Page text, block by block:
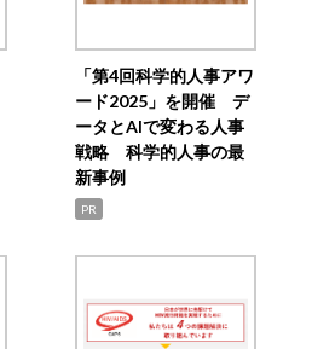
「第4回科学的人事アワ
ード2025」を開催 デ
ータとAIで変わる人事
戦略 科学的人事の最
新事例
PR